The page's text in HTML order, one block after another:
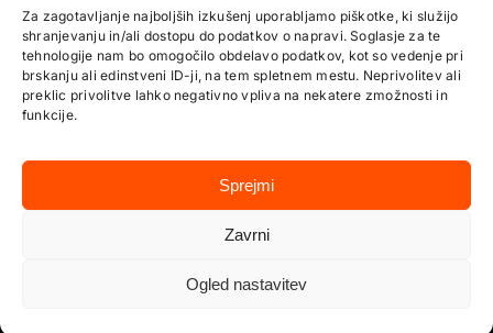
Za zagotavljanje najboljših izkušenj uporabljamo piškotke, ki služijo
shranjevanju in/ali dostopu do podatkov o napravi. Soglasje za te
tehnologije nam bo omogočilo obdelavo podatkov, kot so vedenje pri
brskanju ali edinstveni ID-ji, na tem spletnem mestu. Neprivolitev ali
preklic privolitve lahko negativno vpliva na nekatere zmožnosti in
funkcije.
Sprejmi
Zavrni
Ogled nastavitev
O NAS
PROJEKTI
KONTAKT